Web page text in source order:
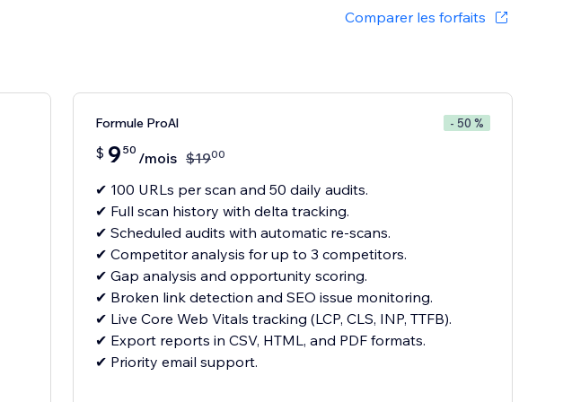
Comparer les forfaits
Formule ProAl - 50 %
$ 9 50 /mois $1900
✔ 100 URLs per scan and 50 daily audits.
✔ Full scan history with delta tracking.
✔ Scheduled audits with automatic re-scans.
✔ Competitor analysis for up to 3 competitors.
✔ Gap analysis and opportunity scoring.
✔ Broken link detection and SEO issue monitoring.
✔ Live Core Web Vitals tracking (LCP, CLS, INP, TTFB).
✔ Export reports in CSV, HTML, and PDF formats.
✔ Priority email support.